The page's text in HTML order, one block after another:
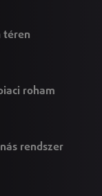
téren
roham
rendszer